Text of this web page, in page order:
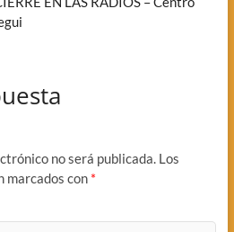
no será publicada. Los
marcados con *